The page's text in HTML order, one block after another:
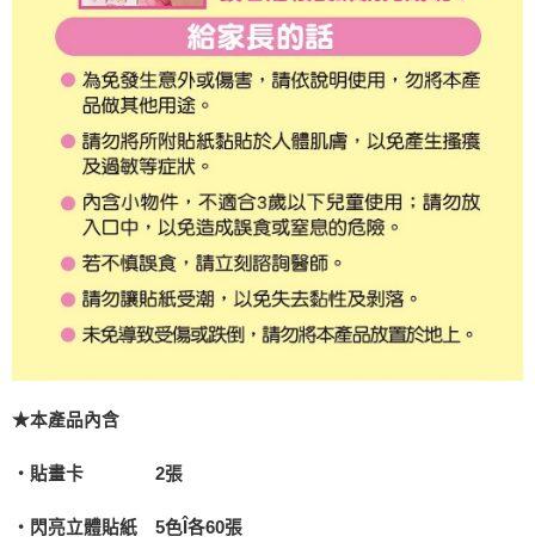
★本產品內含
‧貼畫卡 2張
‧閃亮立體貼紙 5色 各60張